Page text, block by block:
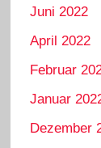
Juni 2022
April 2022
Februar
Januar
Dezember